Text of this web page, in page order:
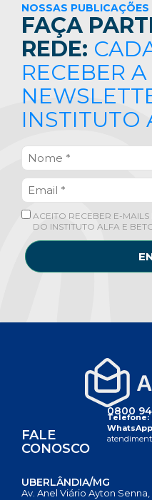
NOSSAS PUBLICAÇÕES
FAÇA
REDE:
RECEBER A
INSTITUTO
ACEITO RECEBER E-
DO INSTITUTO ALFA E
FALE
CONOSCO
0800
Telefone:
UBERLÂNDIA/MG
Av. Anel Viário Ayton